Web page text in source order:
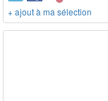
+ ajout à ma sélection